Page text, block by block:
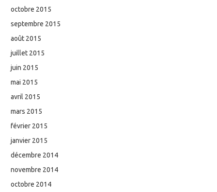
octobre 2015
septembre 2015
août 2015
juillet 2015
juin 2015
mai 2015
avril 2015
mars 2015
février 2015
janvier 2015
décembre 2014
novembre 2014
octobre 2014